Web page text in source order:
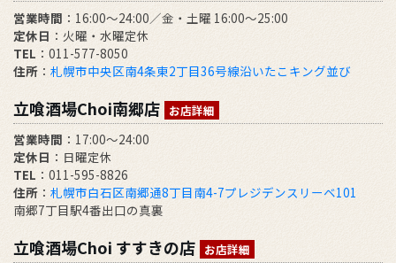
営業時間 ：16:00～24:00／金・土曜 16:00～25:00
定休日 ：火曜・水曜定休
TEL ：011-577-8050
住所 ： 札幌市中央区南4条東2丁目36号線沿いたこキング並び
立喰酒場Choi南郷店 お店詳細
営業時間 ：17:00～24:00
定休日 ：日曜定休
TEL ：011-595-8826
住所 ： 札幌市白石区南郷通8丁目南4-7プレジデンスリーベ101
南郷7丁目駅4番出口の真裏
立喰酒場Choi すすきの店 お店詳細